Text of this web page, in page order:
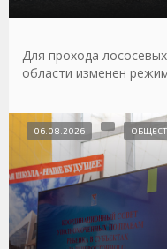
Для прохода
области изменен
06.08.2026